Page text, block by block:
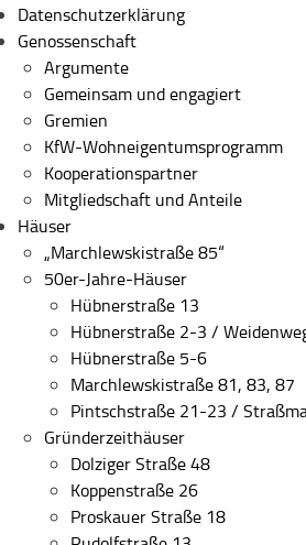
Datenschutzerklärung
Genossenschaft
Argumente
Gemeinsam und engagiert
Gremien
KfW-Wohneigentumsprogramm
Kooperationspartner
Mitgliedschaft und Anteile
Häuser
„Marchlewskistraße 85“
50er-Jahre-Häuser
Hübnerstraße 13
Hübnerstraße 2-3 /
Hübnerstraße 5-6
Marchlewskistraße 81, 83, 87
Pintschstraße 21-23 /
Gründerzeithäuser
Dolziger Straße 48
Koppenstraße 26
Proskauer Straße 18